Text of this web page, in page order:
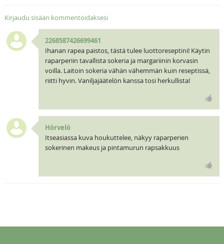
Kirjaudu sisään kommentoidaksesi
2268587426699461
Ihanan rapea paistos, tästä tulee luottoreseptini! Käytin
raparperiin tavallista sokeria ja margariinin korvasin
voilla. Laitoin sokeria vähän vähemmän kuin reseptissä,
riitti hyvin. Vaniljajäätelön kanssa tosi herkullista!
Hörvelö
Itseasiassa kuva houkuttelee, näkyy raparperien
sokerinen makeus ja pintamurun rapsakkuus